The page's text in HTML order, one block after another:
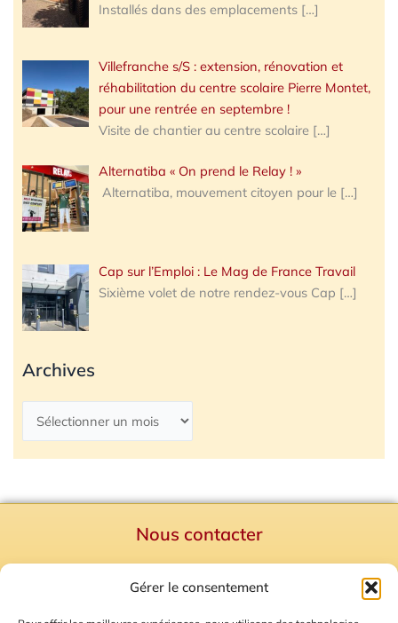
Gérer le consentement
Installés dans des emplacements […]
Villefranche s/S : extension, rénovation et
réhabilitation du centre scolaire Pierre Montet,
pour une rentrée en septembre !
Visite de chantier au centre scolaire […]
Alternatiba « On prend le Relay ! »
Alternatiba, mouvement citoyen pour le […]
Cap sur l’Emploi : Le Mag de France Travail
Sixième volet de notre rendez-vous Cap […]
Archives
Nous contacter
Mentions Légales
Plan du site